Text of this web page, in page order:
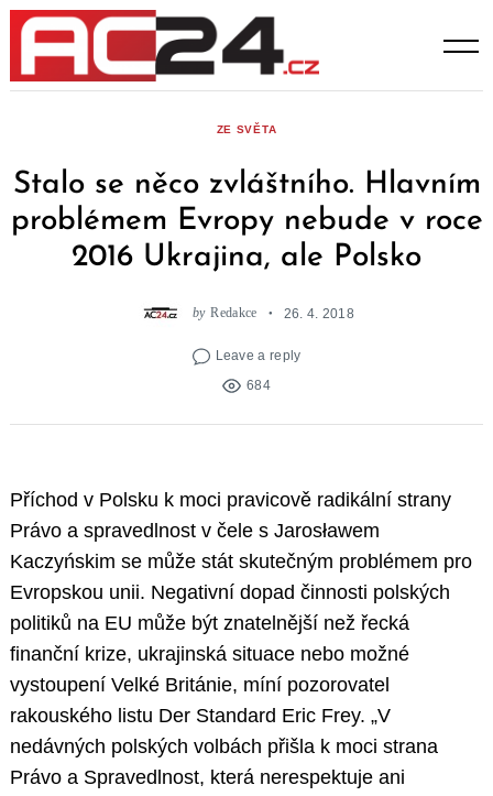
Skip
content
ZE SVĚTA
Stalo se něco zvláštního. Hlavním
problémem Evropy nebude v roce
2016 Ukrajina, ale Polsko
by Redakce 26. 4. 2018
Leave a reply
684
Příchod v Polsku k moci pravicově radikální strany
Právo a spravedlnost v čele s Jarosławem
Kaczyńskim se může stát skutečným problémem pro
Evropskou unii. Negativní dopad činnosti polských
politiků na EU může být znatelnější než řecká
finanční krize, ukrajinská situace nebo možné
vystoupení Velké Británie, míní pozorovatel
rakouského listu Der Standard Eric Frey. „V
nedávných polských volbách přišla k moci strana
Právo a Spravedlnost, která nerespektuje ani